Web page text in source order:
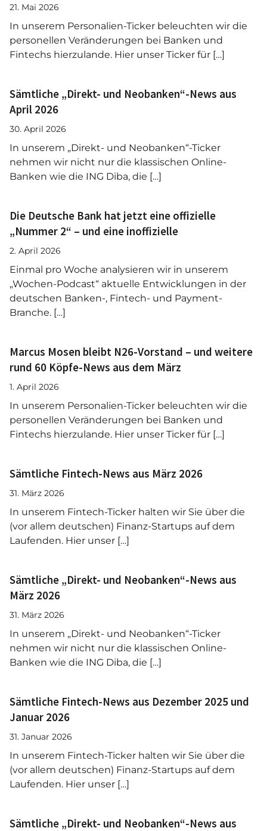
21. Mai 2026
In unserem Personalien-Ticker beleuchten wir die
personellen Veränderungen bei Banken und
Fintechs hierzulande. Hier unser Ticker für […]
Sämtliche „Direkt- und Neobanken“-News aus
April 2026
30. April 2026
In unserem „Direkt- und Neobanken“-Ticker
nehmen wir nicht nur die klassischen Online-
Banken wie die ING Diba, die […]
Die Deutsche Bank hat jetzt eine offizielle
„Nummer 2“ – und eine inoffizielle
2. April 2026
Einmal pro Woche analysieren wir in unserem
„Wochen-Podcast“ aktuelle Entwicklungen in der
deutschen Banken-, Fintech- und Payment-
Branche. […]
Marcus Mosen bleibt N26-Vorstand – und weitere
rund 60 Köpfe-News aus dem März
1. April 2026
In unserem Personalien-Ticker beleuchten wir die
personellen Veränderungen bei Banken und
Fintechs hierzulande. Hier unser Ticker für […]
Sämtliche Fintech-News aus März 2026
31. März 2026
In unserem Fintech-Ticker halten wir Sie über die
(vor allem deutschen) Finanz-Startups auf dem
Laufenden. Hier unser […]
Sämtliche „Direkt- und Neobanken“-News aus
März 2026
31. März 2026
In unserem „Direkt- und Neobanken“-Ticker
nehmen wir nicht nur die klassischen Online-
Banken wie die ING Diba, die […]
Sämtliche Fintech-News aus Dezember 2025 und
Januar 2026
31. Januar 2026
In unserem Fintech-Ticker halten wir Sie über die
(vor allem deutschen) Finanz-Startups auf dem
Laufenden. Hier unser […]
Sämtliche „Direkt- und Neobanken“-News aus